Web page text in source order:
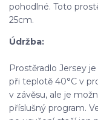
pohodlné. Toto
25cm.
Údržba:
Prostěradlo Jersey je
při teplotě 40°C v
v závěsu, ale je
příslušný program.